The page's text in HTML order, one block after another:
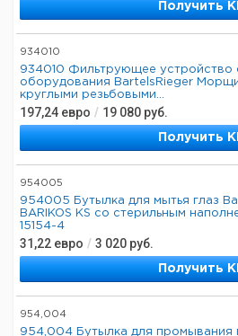
Получить
934010
934010 Фильтрующее устройство
оборудования BartelsRieger
круглыми резьбовыми...
197,24 евро / 19 080 руб.
Получить
954005
954005 Бутылка для мытья глаз
BARIKOS KS со стерильным
15154-4
31,22 евро / 3 020 руб.
Получить
954,004
954,004 Бутылка для промывания